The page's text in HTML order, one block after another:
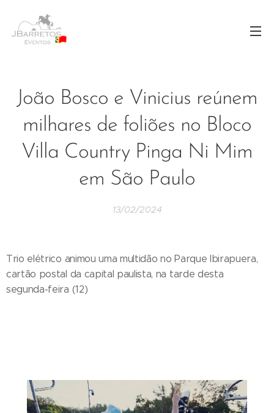
João Bosco e Vinicius reúnem
milhares de foliões no Bloco
Villa Country Pinga Ni Mim
em São Paulo
13/02/2024
Trio elétrico animou uma multidão no Parque Ibirapuera,
cartão postal da capital paulista, na tarde desta
segunda-feira (12)